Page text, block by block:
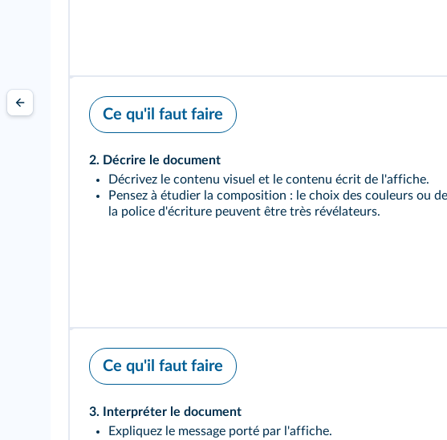
Ce qu'il faut faire
2. Décrire le document
Décrivez le contenu visuel et le contenu écrit de l'affiche.
Pensez à étudier la composition : le choix des couleurs ou de
la police d'écriture peuvent être très révélateurs.
Ce qu'il faut faire
3. Interpréter le document
Expliquez le message porté par l'affiche.